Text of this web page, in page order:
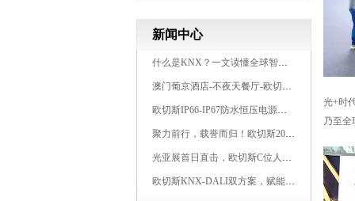
新闻中心
什么是KNX？一文读懂全球智能建筑控制标准
澳门葡京酒店-不夜天餐厅-欧切斯KNX智能控制系统打造高端智慧空间
欧切斯IP66-IP67防水恒压电源，无惧风雨，智稳如一
聚力前行，载誉而归！欧切斯2026光亚展完美收官
光亚展首日直击，欧切斯C位人气爆棚-双奖加冕，实力再出圈
欧切斯KNX-DALI双方案，赋能广州有马空间日式轻奢静谧之光
光+时
乃至